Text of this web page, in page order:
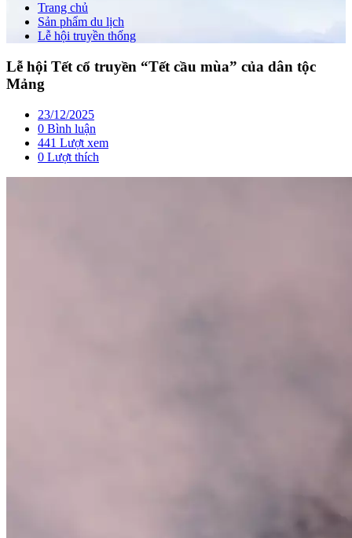
Trang chủ
Sản phẩm du lịch
Lễ hội truyền thống
Lễ hội Tết cổ truyền “Tết cầu mùa” của dân tộc
Mảng
23/12/2025
0 Bình luận
441 Lượt xem
0 Lượt thích